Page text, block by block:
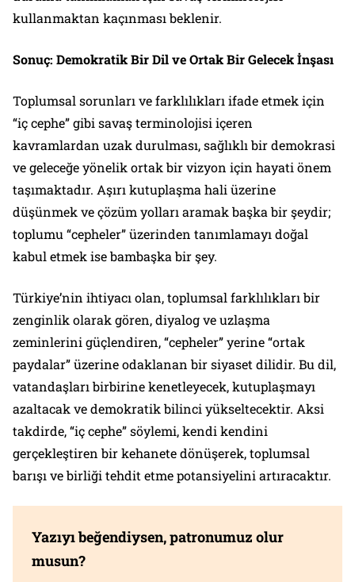
kullanmaktan kaçınması beklenir.
Sonuç: Demokratik Bir Dil ve Ortak Bir Gelecek İnşası
Toplumsal sorunları ve farklılıkları ifade etmek için
“iç cephe” gibi savaş terminolojisi içeren
kavramlardan uzak durulması, sağlıklı bir demokrasi
ve geleceğe yönelik ortak bir vizyon için hayati önem
taşımaktadır. Aşırı kutuplaşma hali üzerine
düşünmek ve çözüm yolları aramak başka bir şeydir;
toplumu “cepheler” üzerinden tanımlamayı doğal
kabul etmek ise bambaşka bir şey.
Türkiye’nin ihtiyacı olan, toplumsal farklılıkları bir
zenginlik olarak gören, diyalog ve uzlaşma
zeminlerini güçlendiren, “cepheler” yerine “ortak
paydalar” üzerine odaklanan bir siyaset dilidir. Bu dil,
vatandaşları birbirine kenetleyecek, kutuplaşmayı
azaltacak ve demokratik bilinci yükseltecektir. Aksi
takdirde, “iç cephe” söylemi, kendi kendini
gerçekleştiren bir kehanete dönüşerek, toplumsal
barışı ve birliği tehdit etme potansiyelini artıracaktır.
Yazıyı beğendiysen, patronumuz olur
musun?